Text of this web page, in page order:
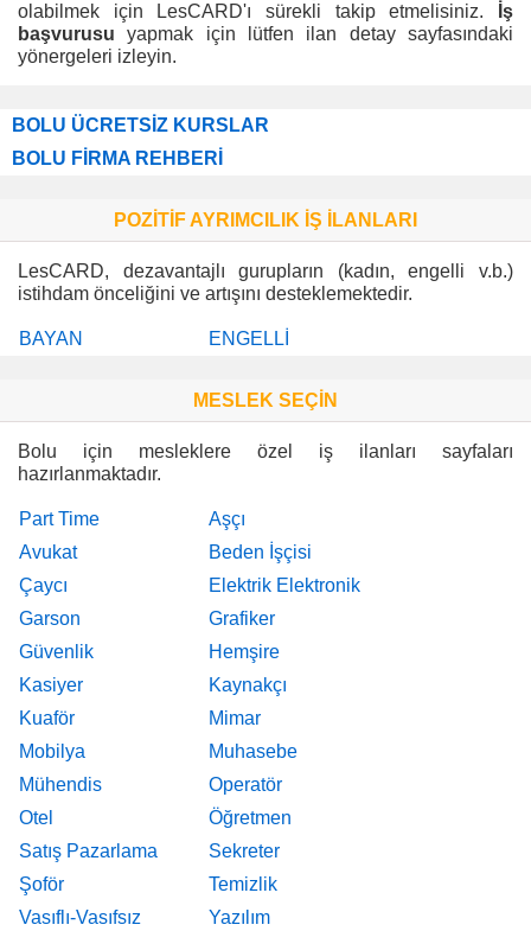
olabilmek için LesCARD'ı sürekli takip etmelisiniz.
İş
başvurusu yapmak için lütfen ilan detay sayfasındaki
yönergeleri izleyin.
BOLU ÜCRETSİZ KURSLAR
BOLU FİRMA REHBERİ
POZİTİF AYRIMCILIK İŞ İLANLARI
LesCARD, dezavantajlı gurupların (kadın, engelli v.b.)
istihdam önceliğini ve artışını desteklemektedir.
BAYAN ENGELLİ
MESLEK SEÇİN
Bolu için mesleklere özel iş ilanları sayfaları
hazırlanmaktadır.
Part Time
Aşçı
Avukat
Beden İşçisi
Çaycı
Elektrik Elektronik
Garson
Grafiker
Güvenlik
Hemşire
Kasiyer
Kaynakçı
Kuaför
Mimar
Mobilya
Muhasebe
Mühendis
Operatör
Otel
Öğretmen
Satış Pazarlama
Sekreter
Şoför
Temizlik
Vasıflı-Vasıfsız
Yazılım